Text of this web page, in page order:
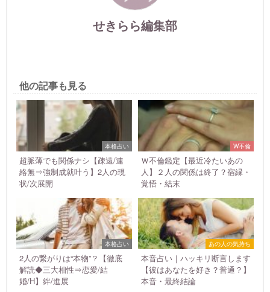
せきらら編集部
他の記事も見る
本格占い
超脈薄でも関係ナシ【疎遠/連
絡無⇒強制成就叶う】2人の現
状/次展開
W不倫
Ｗ不倫鑑定【最近冷たいあの
人】２人の関係は終了？宿縁・
覚悟・結末
本格占い
2人の繋がりは“本物”？【徹底
解読◆三大相性⇒恋愛/結
婚/H】絆/進展
あの人の気持ち
本音占い｜ハッキリ断言します
【彼はあなたを好き？普通？】
本音・最終結論